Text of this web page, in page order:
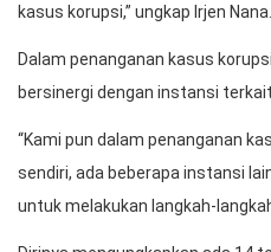
kasus korupsi,” ungkap Irjen Nana.
Dalam penanganan kasus
bersinergi dengan instansi terkait.
“Kami pun dalam penanganan
sendiri, ada beberapa instansi
untuk melakukan langkah-